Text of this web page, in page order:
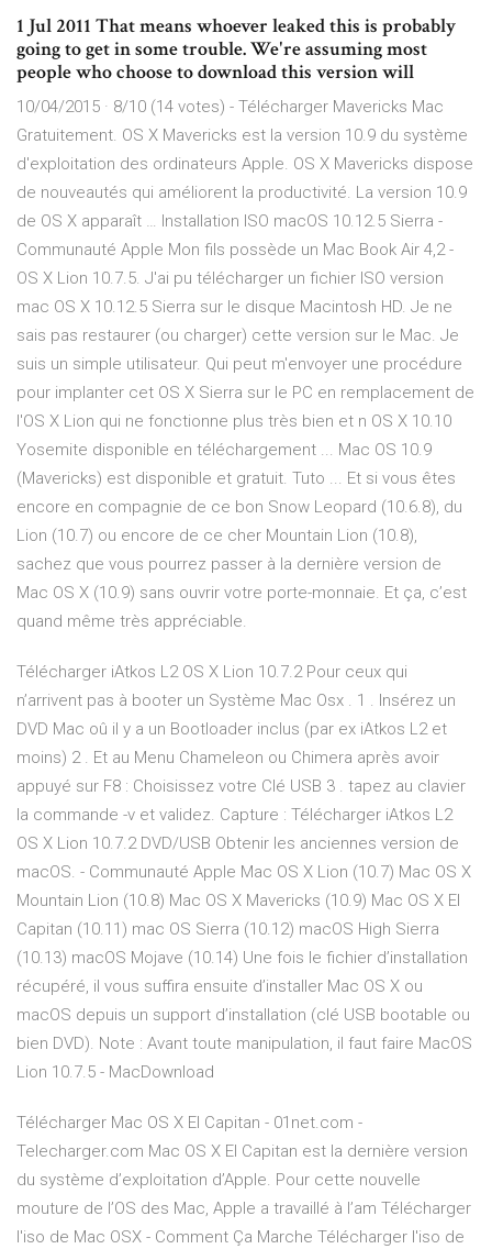
1 Jul 2011 That means whoever leaked this is probably
going to get in some trouble. We're assuming most
people who choose to download this version will
10/04/2015 · 8/10 (14 votes) - Télécharger Mavericks Mac
Gratuitement. OS X Mavericks est la version 10.9 du système
d'exploitation des ordinateurs Apple. OS X Mavericks dispose
de nouveautés qui améliorent la productivité. La version 10.9
de OS X apparaît … Installation ISO macOS 10.12.5 Sierra -
Communauté Apple Mon fils possède un Mac Book Air 4,2 -
OS X Lion 10.7.5. J'ai pu télécharger un fichier ISO version
mac OS X 10.12.5 Sierra sur le disque Macintosh HD. Je ne
sais pas restaurer (ou charger) cette version sur le Mac. Je
suis un simple utilisateur. Qui peut m'envoyer une procédure
pour implanter cet OS X Sierra sur le PC en remplacement de
l'OS X Lion qui ne fonctionne plus très bien et n OS X 10.10
Yosemite disponible en téléchargement ... Mac OS 10.9
(Mavericks) est disponible et gratuit. Tuto ... Et si vous êtes
encore en compagnie de ce bon Snow Leopard (10.6.8), du
Lion (10.7) ou encore de ce cher Mountain Lion (10.8),
sachez que vous pourrez passer à la dernière version de
Mac OS X (10.9) sans ouvrir votre porte-monnaie. Et ça, c’est
quand même très appréciable.
Télécharger iAtkos L2 OS X Lion 10.7.2 Pour ceux qui
n’arrivent pas à booter un Système Mac Osx . 1 . Insérez un
DVD Mac oû il y a un Bootloader inclus (par ex iAtkos L2 et
moins) 2 . Et au Menu Chameleon ou Chimera après avoir
appuyé sur F8 : Choisissez votre Clé USB 3 . tapez au clavier
la commande -v et validez. Capture : Télécharger iAtkos L2
OS X Lion 10.7.2 DVD/USB Obtenir les anciennes version de
macOS. - Communauté Apple Mac OS X Lion (10.7) Mac OS X
Mountain Lion (10.8) Mac OS X Mavericks (10.9) Mac OS X El
Capitan (10.11) mac OS Sierra (10.12) macOS High Sierra
(10.13) macOS Mojave (10.14) Une fois le fichier d’installation
récupéré, il vous suffira ensuite d’installer Mac OS X ou
macOS depuis un support d’installation (clé USB bootable ou
bien DVD). Note : Avant toute manipulation, il faut faire MacOS
Lion 10.7.5 - MacDownload
Télécharger Mac OS X El Capitan - 01net.com -
Telecharger.com Mac OS X El Capitan est la dernière version
du système d’exploitation d’Apple. Pour cette nouvelle
mouture de l’OS des Mac, Apple a travaillé à l’am Télécharger
l'iso de Mac OSX - Comment Ça Marche Télécharger l'iso de